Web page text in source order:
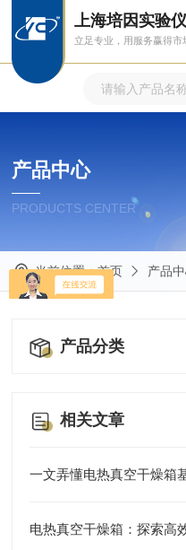
上海培因实验
立足专业，用服务赢得市
产品中心
PRODUCTS CENTER
当前位置：首页 产品
产品分类
相关文章
一文弄懂电热真空干燥箱
电热真空干燥箱：探索高